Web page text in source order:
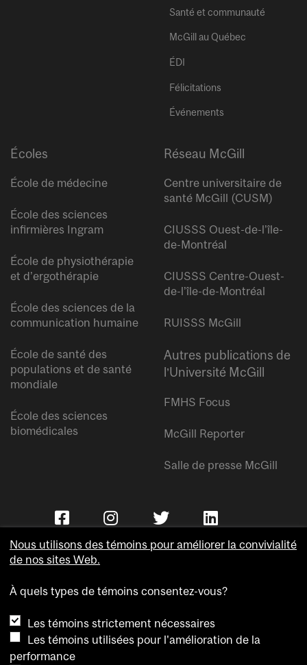
Santé et communauté
McGill au Québec
ÉDI
Félicitations
Événements
Écoles
École de médecine
École des sciences
infirmières Ingram
École de physiothérapie
et d’ergothérapie
École des sciences de la
communication humaine
École de santé des
populations et de santé
mondiale
École des sciences
biomédicales
Réseau McGill
Centre universitaire de
santé McGill (CUSM)
CIUSSS Ouest-de-l’île-
de-Montréal
CIUSSS Centre-Ouest-
de-l’île-de-Montréal
RUISSS McGill
Autres publications de
l’Université McGill
FMHS Focus
McGill Reporter
Salle de presse McGill
Accessibilité
Confidentialité
Nous utilisons des témoins pour améliorer la convivialité
de nos sites Web.
À quels types de témoins consentez-vous?
Les témoins strictement nécessaires
Les témoins utilisées pour l'amélioration de la
performance